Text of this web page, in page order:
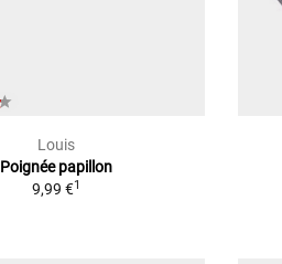
Louis
Poignée papillon
9,99 €1